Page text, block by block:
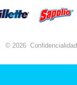
© 2026 Confidencialidad